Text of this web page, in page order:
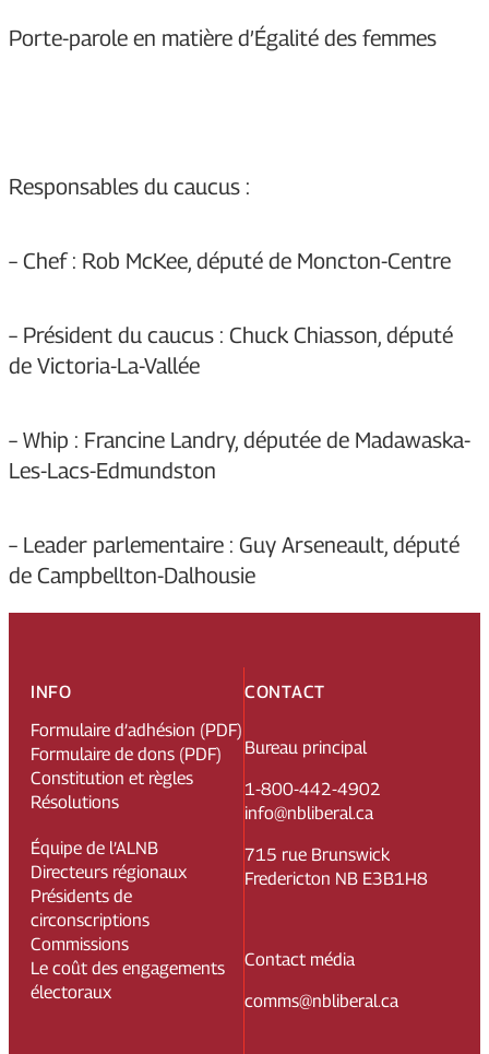
Porte-parole en matière d’Égalité des femmes
Responsables du caucus :
– Chef : Rob McKee, député de Moncton-Centre
– Président du caucus : Chuck Chiasson, député
de Victoria-La-Vallée
– Whip : Francine Landry, députée de Madawaska-
Les-Lacs-Edmundston
– Leader parlementaire : Guy Arseneault, député
de Campbellton-Dalhousie
CONTACT
Bureau principal
1-800-442-4902
info@nbliberal.ca
715 rue Brunswick
Fredericton NB E3B1H8
Contact média
comms@nbliberal.ca
INFO
Formulaire d’adhésion (PDF)
Formulaire de dons (PDF)
Constitution et règles
Résolutions
Équipe de l’ALNB
Directeurs régionaux
Présidents de
circonscriptions
Commissions
Le coût des engagements
électoraux